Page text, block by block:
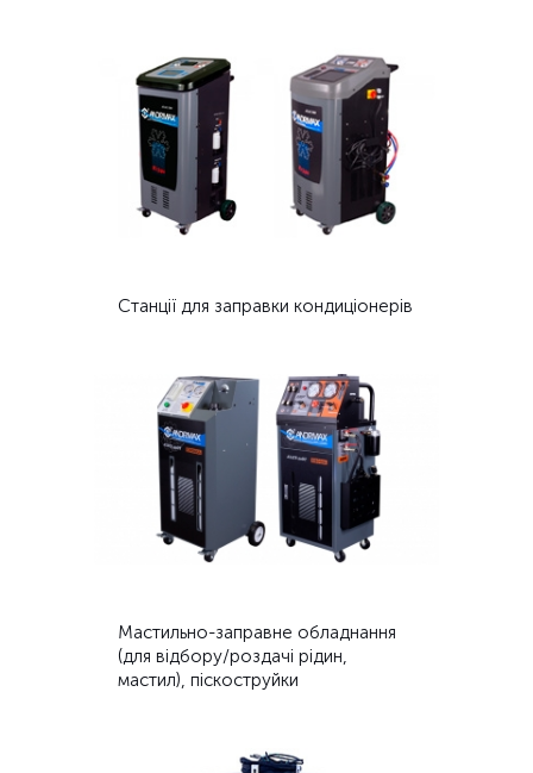
Станції для заправки кондиціонерів
Мастильно-заправне обладнання
(для відбору/роздачі рідин,
мастил), піскоструйки